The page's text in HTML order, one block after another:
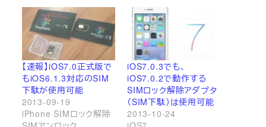
【速報】iOS7.0正式版で
もiOS6.1.3対応のSIM
下駄が使用可能
2013-09-19
iPhone SIMロック解除
iOS7.0.3でも、
iOS7.0.2で動作する
SIMロック解除アダプタ
（SIM下駄）は使用可能
2013-10-24